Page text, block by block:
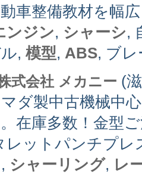
車整備教材を幅
ンジン, シャーシ,
, 模型, ABS, ブ
式会社 メカニー (
ダ製中古機械中
在庫多数！金型
レットパンチプレ
シャーリング, レ